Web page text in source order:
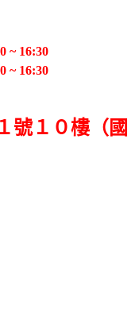
~ 16:30
~ 16:30
號１０樓（國